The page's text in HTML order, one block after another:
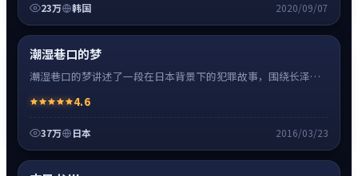
23万 韩国 2020/09/07
超清4K
潮湿巷口的梦
潮湿巷口的梦讲述了一段在日本背景下的犯罪故事，围绕长泽雅
凑、情绪克制。
4.6
37万 日本 2016/03/23